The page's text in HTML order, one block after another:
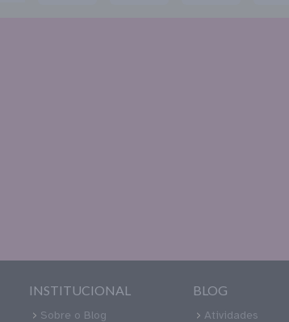
INSTITUCIONAL
Sobre o Blog
BLOG
Atividades